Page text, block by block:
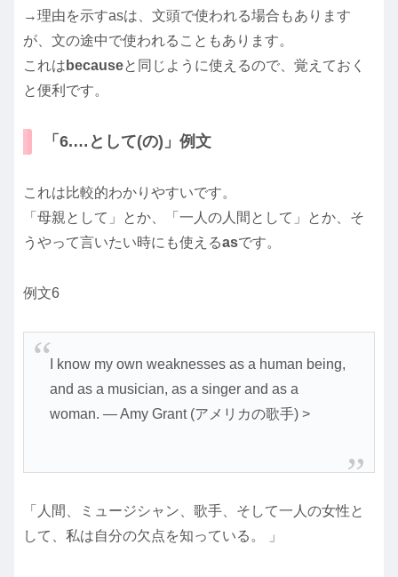
→理由を示すasは、文頭で使われる場合もあります
が、文の途中で使われることもあります。
これは becauseと同じように使えるので、覚えておく
と便利です。
「6.…として(の)」例文
これは比較的わかりやすいです。
「母親として」とか、「一人の人間として」とか、そ
うやって言いたい時にも使えるasです。
例文6
I know my own weaknesses as a human being,
and as a musician, as a singer and as a
woman. ― Amy Grant (アメリカの歌手) >
「人間、ミュージシャン、歌手、そして一人の女性と
して、私は自分の欠点を知っている。 」